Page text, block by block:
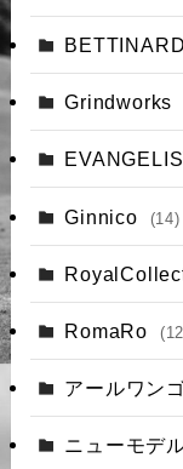
Grindworks
Ginnico (14)
RomaRo
アールワン
ニューモデ